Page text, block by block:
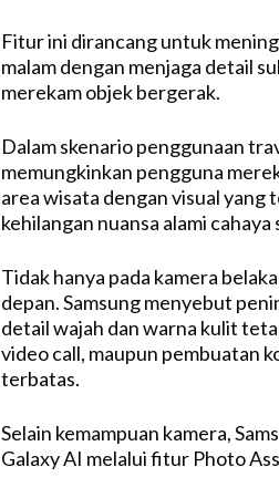
Fitur ini dirancang untuk
malam dengan menjaga detail
merekam objek bergerak.
Dalam skenario penggunaan
memungkinkan pengguna
area wisata dengan visual
kehilangan nuansa alami cahaya
Tidak hanya pada kamera
depan. Samsung menyebut
detail wajah dan warna kulit
video call, maupun pembuatan
terbatas.
Selain kemampuan kamera,
Galaxy AI melalui fitur Photo